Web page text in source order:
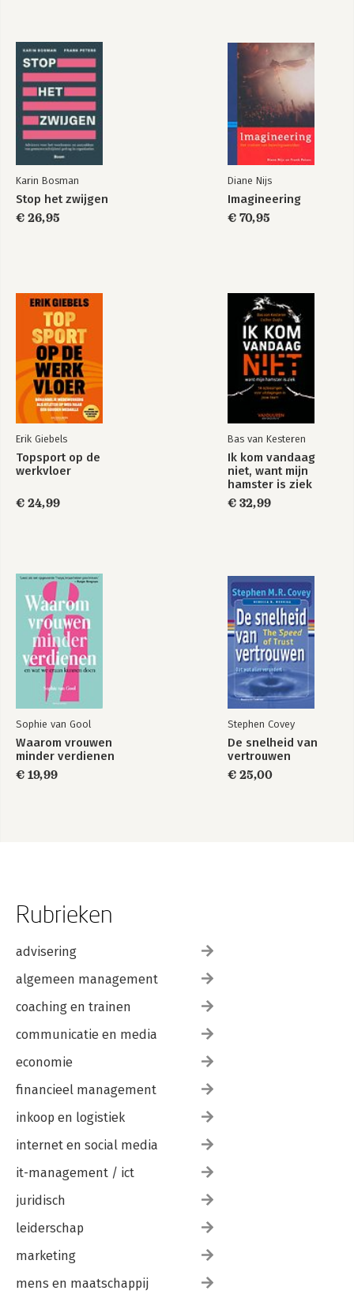
Karin Bosman
Stop het zwijgen
€ 26,95
Diane Nijs
Imagineering
€ 70,95
Erik Giebels
Topsport op de
werkvloer
€ 24,99
Bas van Kesteren
Ik kom vandaag
niet, want mijn
hamster is ziek
€ 32,99
Sophie van Gool
Waarom vrouwen
minder verdienen
€ 19,99
Stephen Covey
De snelheid van
vertrouwen
€ 25,00
Rubrieken
advisering
algemeen management
coaching en trainen
communicatie en media
economie
financieel management
inkoop en logistiek
internet en social media
it-management / ict
juridisch
leiderschap
marketing
mens en maatschappij